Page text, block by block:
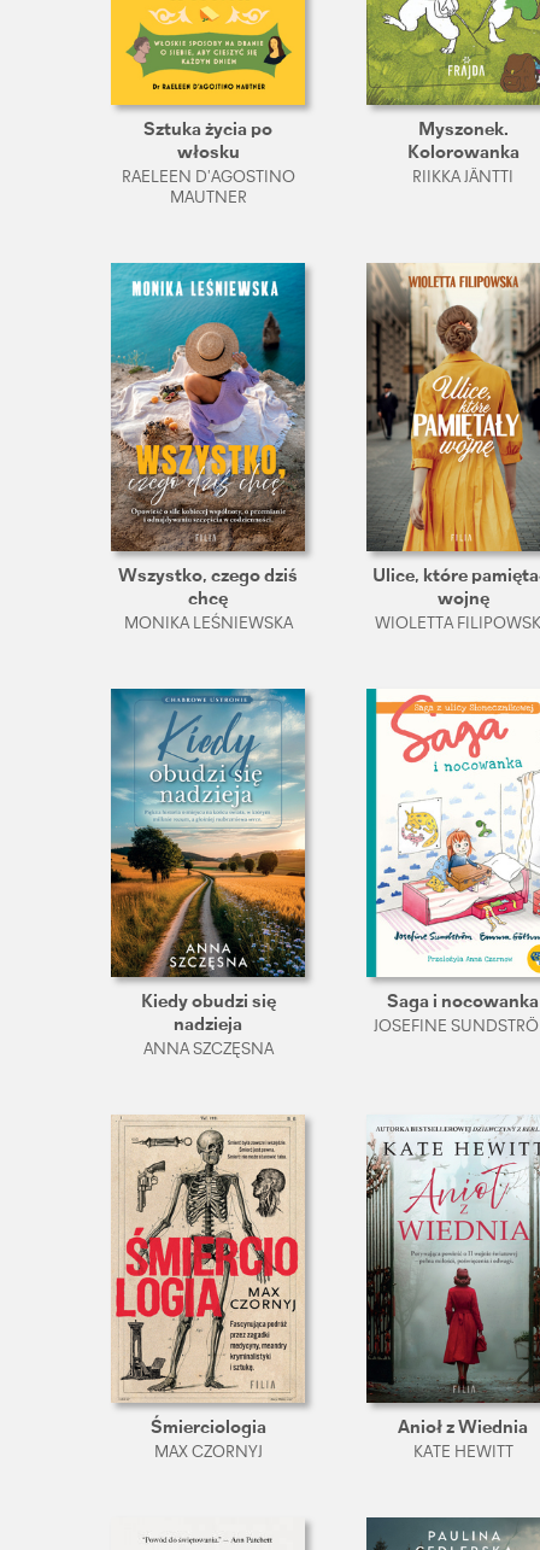
Sztuka życia po
włosku
RAELEEN D’AGOSTINO
MAUTNER
Myszonek.
Kolorowanka
RIIKKA JÄNTTI
Wszystko, czego dziś
chcę
MONIKA LEŚNIEWSKA
Ulice, które
wojnę
WIOLETTA
Kiedy obudzi się
nadzieja
ANNA SZCZĘSNA
Saga i nocowanka
JOSEFINE
Śmierciologia
MAX CZORNYJ
Anioł z Wiednia
KATE HEWITT